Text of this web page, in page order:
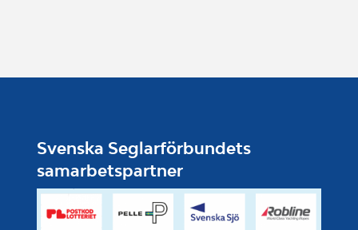
Martin Krite - Jobbar till vardags
som en av de ansvariga tränarna
Svenska Seglarförbundets
samarbetspartner